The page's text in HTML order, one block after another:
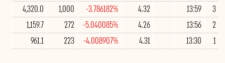
3
13:59
4.32
-3.786182%
1,000
4,320.0
2
13:56
4.26
-5.040085%
272
1,159.7
1
13:30
4.31
-4.008907%
223
961.1